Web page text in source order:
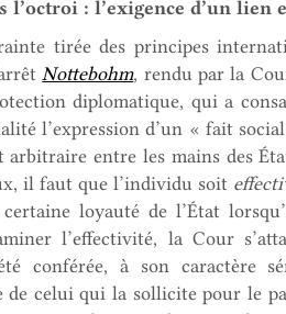
l’octroi : l’exigence d’un lien
tirée des principes
Nottebohm, rendu par la
diplomatique, qui a
l’expression d’un « fait
entre les mains des
il faut que l’individu soit
loyauté de l’État
l’effectivité, la Cour
conférée, à son caractère
de celui qui la sollicite pour le